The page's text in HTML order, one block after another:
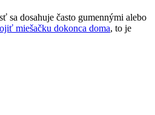
dosahuje často gumennými alebo
miešačku dokonca doma, to je